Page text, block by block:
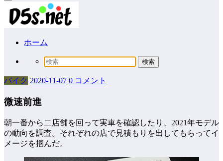
ホーム
バイク 2020-11-07 0 コメント
微速前進
朝一番から二店舗を回って実車を確認したり、2021年モデル
の動向を調査。それぞれの店で見積もりを出してもらってイ
メージを掴んだ。